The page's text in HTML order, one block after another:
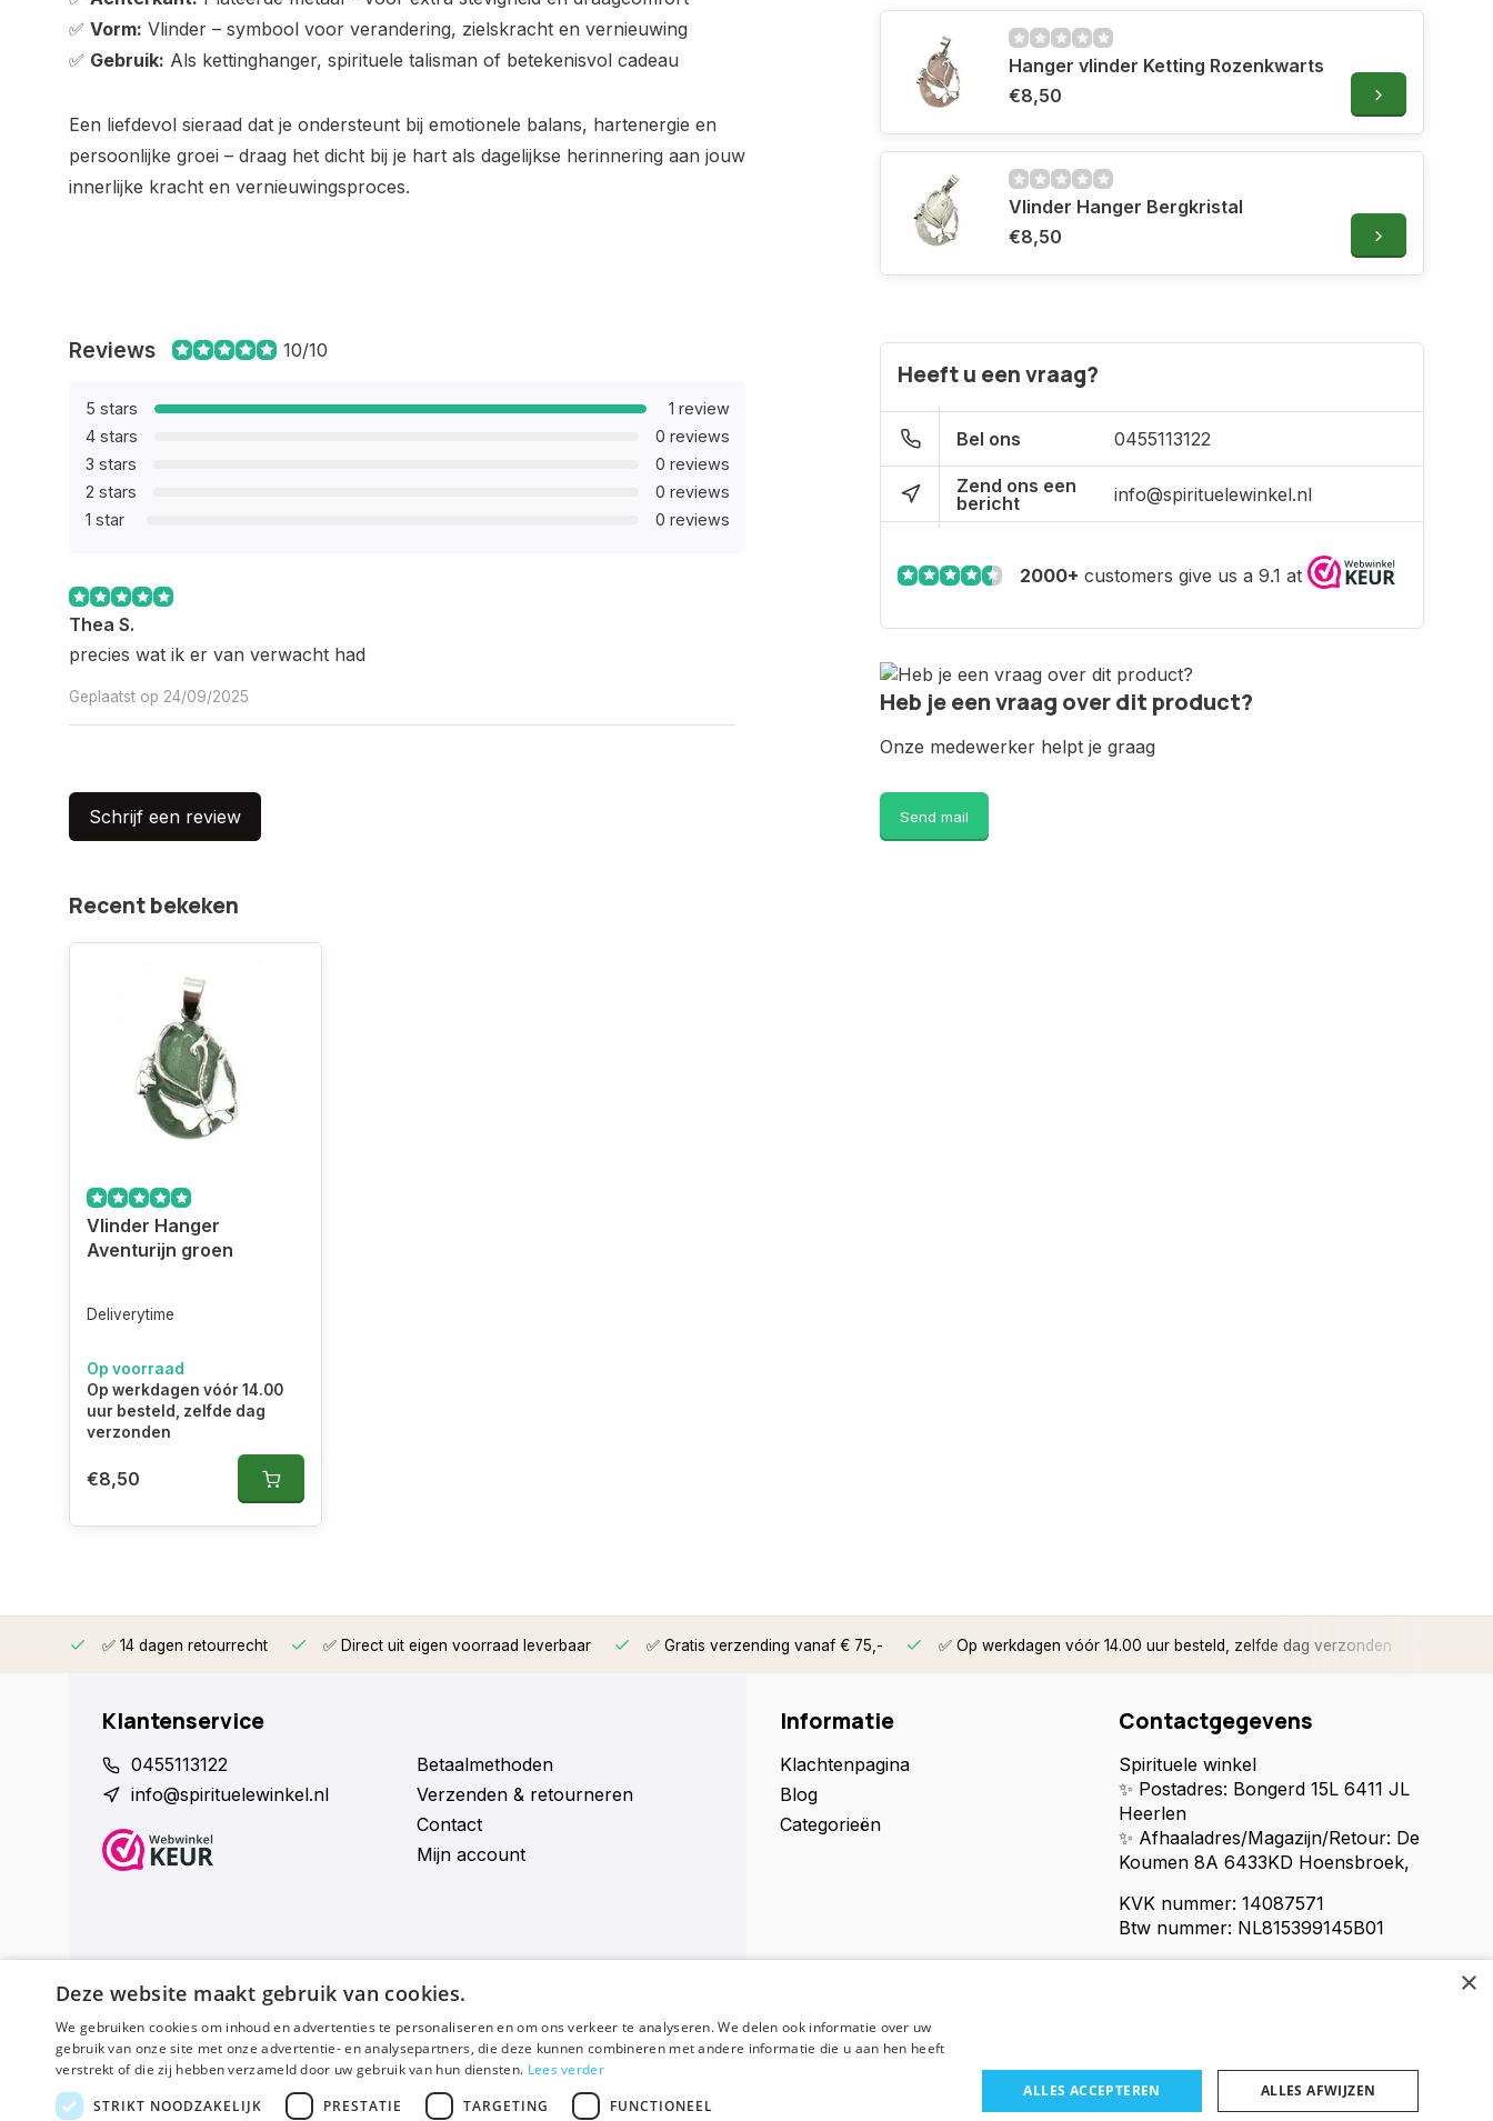
✅ Vorm: Vlinder – symbool voor verandering, zielskracht en vernieuwing
✅ Gebruik: Als kettinghanger, spirituele talisman of betekenisvol cadeau
Een liefdevol sieraad dat je ondersteunt bij emotionele balans, hartenergie en
persoonlijke groei – draag het dicht bij je hart als dagelijkse herinnering aan jouw
innerlijke kracht en vernieuwingsproces.
Reviews 10/10
5 stars
1 review
4 stars
0 reviews
3 stars
0 reviews
2 stars
0 reviews
1 star
0 reviews
Thea S.
precies wat ik er van verwacht had
Geplaatst op 24/09/2025
Schrijf een review
Hanger vlinder Ketting Rozenkwarts
€8,50
Vlinder Hanger Bergkristal
€8,50
Heeft u een vraag?
Bel ons 0455113122
Zend ons een
bericht
info@spirituelewinkel.nl
2000+ customers give us a 9.1 at
Heb je een vraag over dit product?
Onze medewerker helpt je graag
Send mail
Recent bekeken
Vlinder Hanger
Aventurijn groen
Deliverytime
Op voorraad
Op werkdagen vóór 14.00
uur besteld, zelfde dag
verzonden
€8,50
✅ 14 dagen retourrecht ✅ Direct uit eigen voorraad leverbaar ✅ Gratis verzending vanaf € 75,- ✅ Op werkdagen vóór 14.00 uur besteld, zelfde dag verzonden
Klantenservice
0455113122
info@spirituelewinkel.nl
Betaalmethoden
Verzenden & retourneren
Contact
Mijn account
Informatie
Klachtenpagina
Blog
Categorieën
Contactgegevens
Spirituele winkel
✨ Postadres: Bongerd 15L 6411 JL
Heerlen
✨ Afhaaladres/Magazijn/Retour: De
Koumen 8A 6433KD Hoensbroek,
KVK nummer: 14087571
Btw nummer: NL815399145B01
Schijf je nu in voor de nieuwsbrief Abonneer
×
Deze website maakt gebruik van cookies.
We gebruiken cookies om inhoud en advertenties te personaliseren en om ons verkeer te analyseren. We delen ook informatie over uw
gebruik van onze site met onze advertentie- en analysepartners, die deze kunnen combineren met andere informatie die u aan hen heeft
verstrekt of die zij hebben verzameld door uw gebruik van hun diensten. Lees verder
STRIKT NOODZAKELIJK
PRESTATIE TARGETING FUNCTIONEEL
ALLES ACCEPTEREN ALLES AFWIJZEN